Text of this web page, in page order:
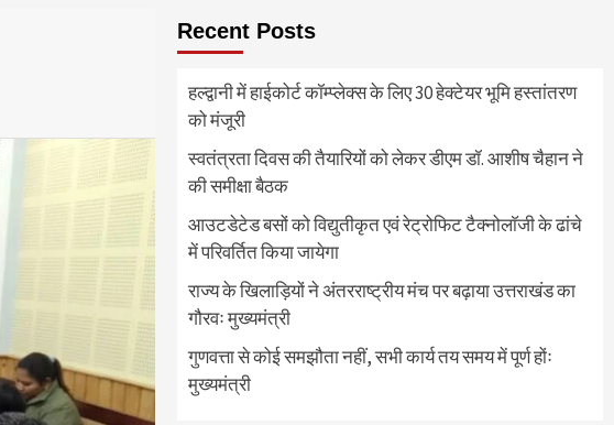
Recent Posts
हल्द्वानी में हाईकोर्ट कॉम्प्लेक्स के लिए 30 हेक्टेयर भूमि हस्तांतरण
को मंजूरी
स्वतंत्रता दिवस की तैयारियों को लेकर डीएम डॉ. आशीष चैहान ने
की समीक्षा बैठक
आउटडेटेड बसों को विद्युतीकृत एवं रेट्रोफिट टैक्नोलाॅजी के ढांचे
में परिवर्तित किया जायेगा
राज्य के खिलाड़ियों ने अंतरराष्ट्रीय मंच पर बढ़ाया उत्तराखंड का
गौरवः मुख्यमंत्री
गुणवत्ता से कोई समझौता नहीं, सभी कार्य तय समय में पूर्ण होंः
मुख्यमंत्री